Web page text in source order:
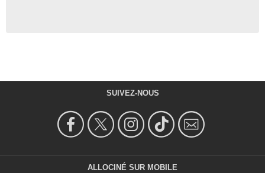
SUIVEZ-NOUS
ALLOCINÉ SUR MOBILE